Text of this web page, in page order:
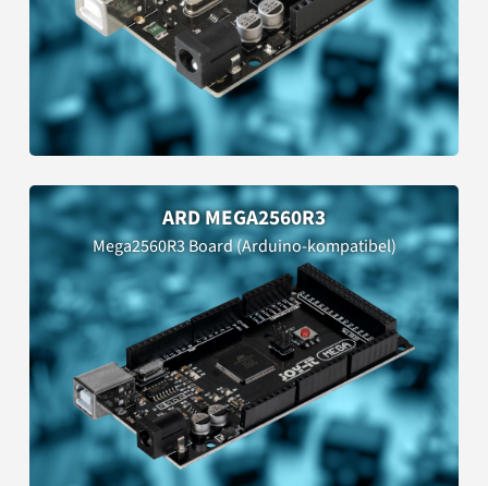
ARD MEGA2560R3
Mega2560R3 Board (Arduino-kompatibel)